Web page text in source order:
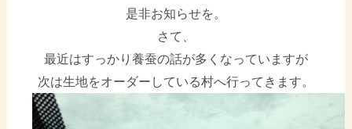
是非お知らせを。
さて、
最近はすっかり養蚕の話が多くなっていますが
次は生地をオーダーしている村へ行ってきます。